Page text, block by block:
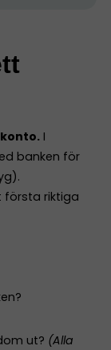
I
banken för
första riktiga
ut? (Alla